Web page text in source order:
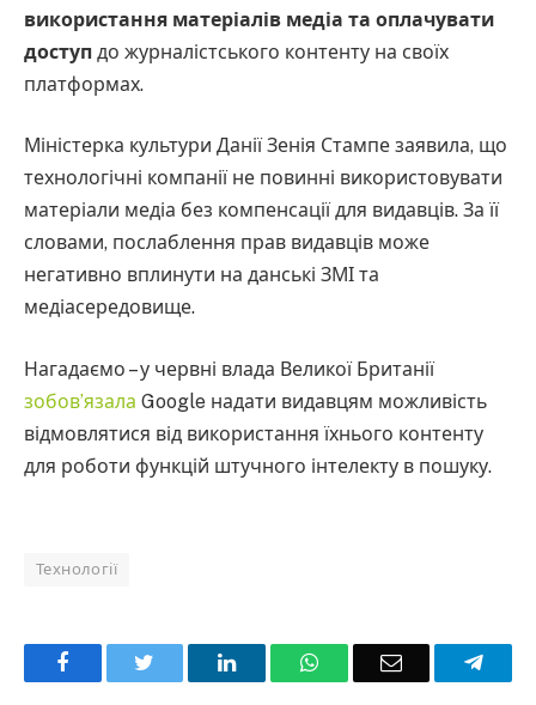
використання матеріалів медіа та оплачувати
доступ до журналістського контенту на своїх
платформах.
Міністерка культури Данії Зенія Стампе заявила, що
технологічні компанії не повинні використовувати
матеріали медіа без компенсації для видавців. За її
словами, послаблення прав видавців може
негативно вплинути на данські ЗМІ та
медіасередовище.
Нагадаємо – у червні влада Великої Британії
зобов’язала Google надати видавцям можливість
відмовлятися від використання їхнього контенту
для роботи функцій штучного інтелекту в пошуку.
Технології
Facebook LinkedInWhatsAppEmail